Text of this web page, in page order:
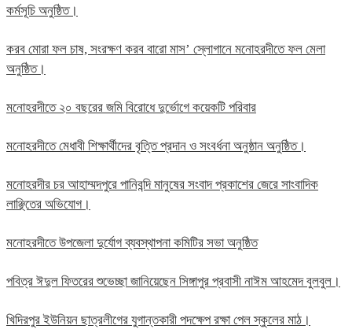
কর্মসূচি অনুষ্ঠিত।
করব মোরা ফল চাষ, সংরক্ষণ করব বারো মাস’ স্লোগানে মনোহরদীতে ফল মেলা
অনুষ্ঠিত।
মনোহরদীতে ২০ বছরের জমি বিরোধে দুর্ভোগে কয়েকটি পরিবার
মনোহরদীতে মেধাবী শিক্ষার্থীদের বৃত্তি প্রদান ও সংবর্ধনা অনুষ্ঠান অনুষ্ঠিত।
মনোহরদীর চর আহাম্মদপুরে পানিবন্দি মানুষের সংবাদ প্রকাশের জেরে সাংবাদিক
লাঞ্ছিতের অভিযোগ।
মনোহরদীতে উপজেলা দুর্যোগ ব্যবস্থাপনা কমিটির সভা অনুষ্ঠিত
পবিত্র ঈদুল ফিতরের শুভেচ্ছা জানিয়েছেন সিঙ্গাপুর প্রবাসী নাঈম আহমেদ বুলবুল।
খিদিরপুর ইউনিয়ন ছাত্রলীগের যুগান্তকারী পদক্ষেপ রক্ষা পেল স্কুলের মাঠ।